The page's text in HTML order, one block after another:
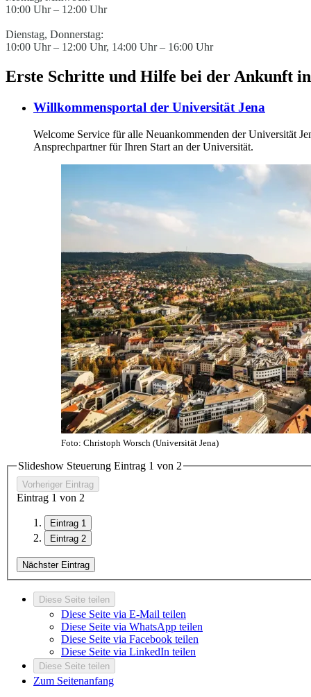
10:00 Uhr – 12:00 Uhr
Dienstag, Donnerstag:
10:00 Uhr – 12:00 Uhr, 14:00 Uhr – 16:00 Uhr
Erste Schritte und Hilfe bei der Ankunft
Willkommensportal der Universität Jena
Welcome Service für alle Neuankommenden der Universität
Ansprechpartner für Ihren Start an der Universität.
Foto: Christoph Worsch (Universität Jena)
Slideshow Steuerung Eintrag 1 von 2
Vorheriger Eintrag
Eintrag 1 von 2
Eintrag 1
Eintrag 2
Nächster Eintrag
Diese Seite teilen
Diese Seite via E-Mail teilen
Diese Seite via WhatsApp teilen
Diese Seite via Facebook teilen
Diese Seite via LinkedIn teilen
Diese Seite teilen
Zum Seitenanfang